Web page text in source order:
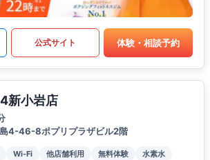
公式サイト 体験・相談予約
新小岩店
4-46-8ポプリプラザビル2階
Wi-Fi 他店舗利用 無料体験
水素水